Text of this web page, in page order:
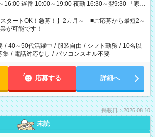
遅番 10:00～19:00 夜勤 16:30～翌9:30 「家族
わせたい」 「余裕を持って夕飯の準備がしたい」
残業はしたくない」 など、ご希望を教えてください
のお仕事の勤務時間。 合計で週40時間を超える場
きません。
スタートOK！急募！】2カ月～ ■ご応募から最短2～
が可能です！
/ 40～50代活躍中 / 服装自由 / シフト勤務 / 10名以
集 / 電話対応なし / パソコンスキル不要
応募する 詳細へ
掲載日：2026.08.10
未読